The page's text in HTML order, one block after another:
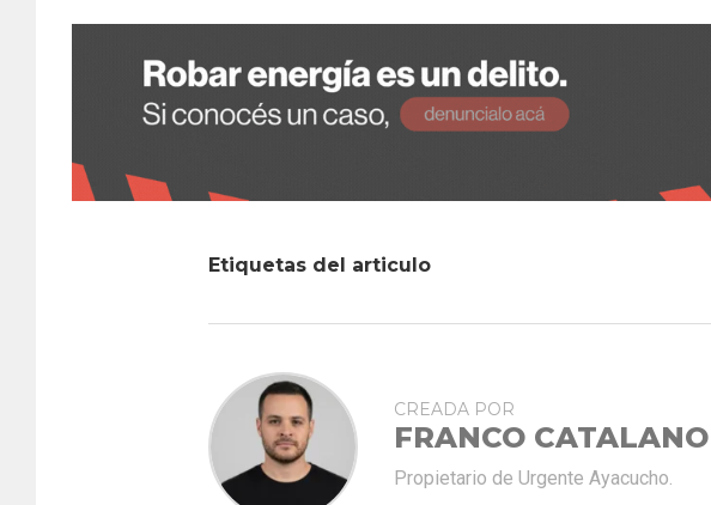
Etiquetas del articulo
CREADA POR
FRANCO CATALANO
Propietario de Urgente Ayacucho.